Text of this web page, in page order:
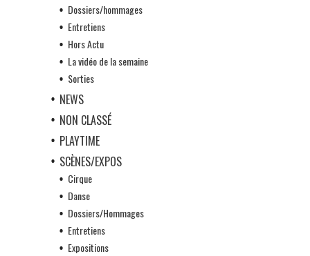
Dossiers/hommages
Entretiens
Hors Actu
La vidéo de la semaine
Sorties
NEWS
NON CLASSÉ
PLAYTIME
SCÈNES/EXPOS
Cirque
Danse
Dossiers/Hommages
Entretiens
Expositions